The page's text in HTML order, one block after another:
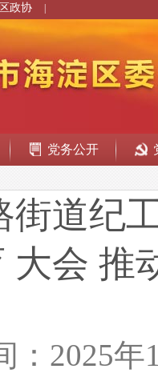
区政协
党务公开
街道纪
大会 推
：2025年